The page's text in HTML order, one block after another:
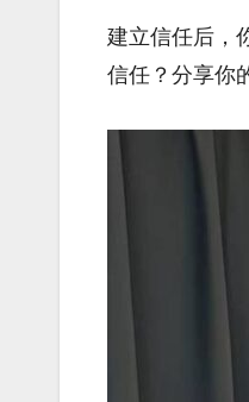
建立信任后，
信任？分享你